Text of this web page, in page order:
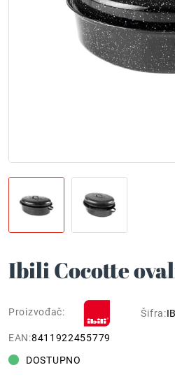
Ibili Cocotte
Proizvođač: Šifra:
EAN:8411922455779
DOSTUPNO